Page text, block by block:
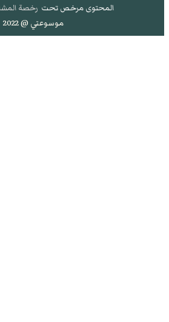
المحتوى مرخص تحت رخصة المشاع
موسوعتي @ 2022